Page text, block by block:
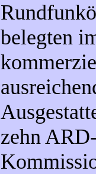
belegten
zehn